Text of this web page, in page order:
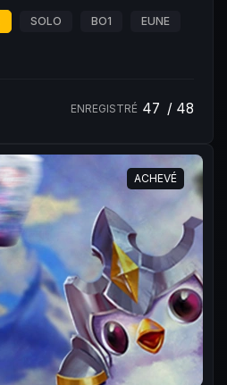
SOLO BO1 EUNE
ENREGISTRÉ 47 / 48
ACHEVÉ